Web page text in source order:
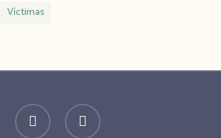
Víctimas
twitter facebook